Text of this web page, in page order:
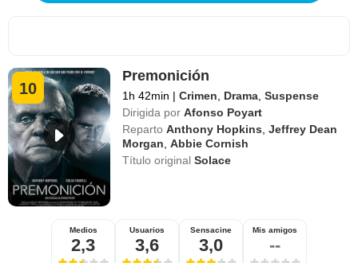
10
Premonición
1h 42min | Crimen, Drama,Suspense
Dirigida por Afonso Poyart
Reparto Anthony Hopkins,Jeffrey Dean
Morgan,Abbie Cornish
Título originalSolace
Medios
2,3
Usuarios
3,6
Sensacine
3,0
Mis amigos
--